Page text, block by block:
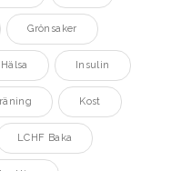
Grönsaker
Hälsa Insulin
Kost
LCHF Baka